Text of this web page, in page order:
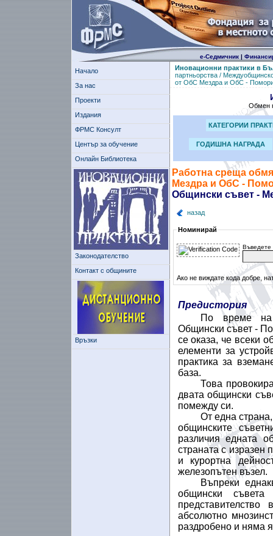
е-Седмичник|
Начало
За нас
Проекти
Издания
ФРМС Консулт
Център за обучение
Онлайн Библиотека
Законодателство
Контакт с общините
Връзки
Иновационни практики в
партньорства /
от ОбС Мездра и ОбС -
Обмен
КАТЕГОРИИ
ГОДИШНА НАГРАДА
Работна среща
Мездра и ОбС -
Общински съвет -
назад
Номинирай
Въведете
Ако не виждате кода добре,
Предистория
По време на
Общински съвет -
се оказа, че всеки
елементи за
практика за
база.
Това
двата общински
помежду си.
От една
общинските
различия едната
страната с изразен
и курортна
железопътен възел.
Въпреки
общински съвета
абсолютно
раздробено и няма